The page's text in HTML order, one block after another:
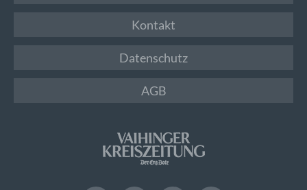
Kontakt
Datenschutz
AGB